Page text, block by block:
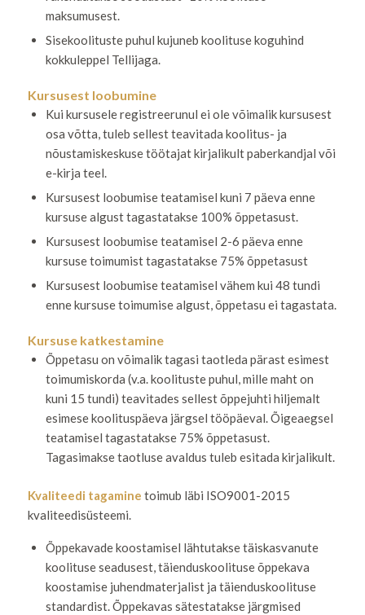
maksumusest.
Sisekoolituste puhul kujuneb koolituse koguhind
kokkuleppel Tellijaga.
Kursusest loobumine
Kui kursusele registreerunul ei ole võimalik kursusest
osa võtta, tuleb sellest teavitada koolitus- ja
nõustamiskeskuse töötajat kirjalikult paberkandjal või
e-kirja teel.
Kursusest loobumise teatamisel kuni 7 päeva enne
kursuse algust tagastatakse 100% õppetasust.
Kursusest loobumise teatamisel 2-6 päeva enne
kursuse toimumist tagastatakse 75% õppetasust
Kursusest loobumise teatamisel vähem kui 48 tundi
enne kursuse toimumise algust, õppetasu ei tagastata.
Kursuse katkestamine
Õppetasu on võimalik tagasi taotleda pärast esimest
toimumiskorda (v.a. koolituste puhul, mille maht on
kuni 15 tundi) teavitades sellest õppejuhti hiljemalt
esimese koolituspäeva järgsel tööpäeval. Õigeaegsel
teatamisel tagastatakse 75% õppetasust.
Tagasimakse taotluse avaldus tuleb esitada kirjalikult.
Kvaliteedi tagamine toimub läbi ISO9001-2015
kvaliteedisüsteemi.
Õppekavade koostamisel lähtutakse täiskasvanute
koolituse seadusest, täienduskoolituse õppekava
koostamise juhendmaterjalist ja täienduskoolituse
standardist. Õppekavas sätestatakse järgmised